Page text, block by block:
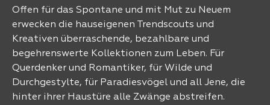
Offen für das Spontane und mit Mut zu Neuem
erwecken die hauseigenen Trendscouts und
Kreativen überraschende, bezahlbare und
begehrenswerte Kollektionen zum Leben. Für
Querdenker und Romantiker, für Wilde und
Durchgestylte, für Paradiesvögel und all Jene, die
hinter ihrer Haustüre alle Zwänge abstreifen.